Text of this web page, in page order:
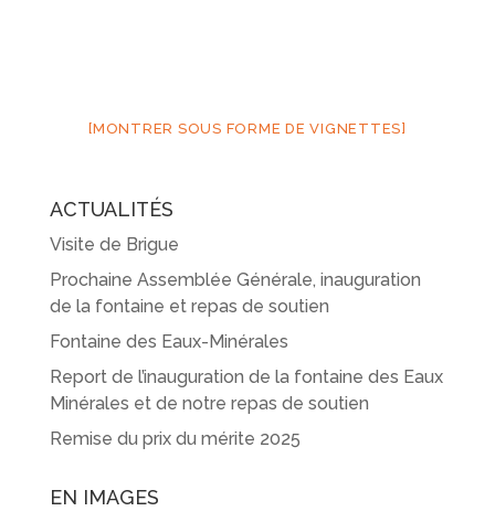
[MONTRER SOUS FORME DE VIGNETTES]
ACTUALITÉS
Visite de Brigue
Prochaine Assemblée Générale, inauguration
de la fontaine et repas de soutien
Fontaine des Eaux-Minérales
Report de l’inauguration de la fontaine des Eaux
Minérales et de notre repas de soutien
Remise du prix du mérite 2025
EN IMAGES